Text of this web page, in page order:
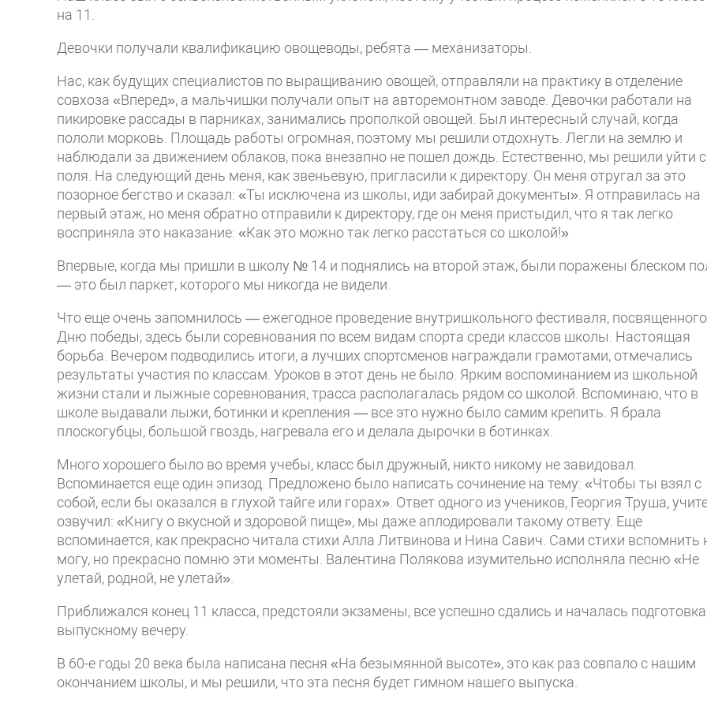
на 11.
Девочки получали квалификацию овощеводы, ребята — механизаторы.
Нас, как будущих специалистов по выращиванию овощей, отправляли на практику в отделение
совхоза «Вперед», а мальчишки получали опыт на авторемонтном заводе. Девочки работали на
пикировке рассады в парниках, занимались прополкой овощей. Был интересный случай, когда
пололи морковь. Площадь работы огромная, поэтому мы решили отдохнуть. Легли на землю и
наблюдали за движением облаков, пока внезапно не пошел дождь. Естественно, мы решили уйти с
поля. На следующий день меня, как звеньевую, пригласили к директору. Он меня отругал за это
позорное бегство и сказал: «Ты исключена из школы, иди забирай документы». Я отправилась на
первый этаж, но меня обратно отправили к директору, где он меня пристыдил, что я так легко
восприняла это наказание: «Как это можно так легко расстаться со школой!»
Впервые, когда мы пришли в школу № 14 и поднялись на второй этаж, были поражены блеском
— это был паркет, которого мы никогда не видели.
Что еще очень запомнилось — ежегодное проведение внутришкольного фестиваля, посвященного
Дню победы, здесь были соревнования по всем видам спорта среди классов школы. Настоящая
борьба. Вечером подводились итоги, а лучших спортсменов награждали грамотами, отмечались
результаты участия по классам. Уроков в этот день не было. Ярким воспоминанием из школьной
жизни стали и лыжные соревнования, трасса располагалась рядом со школой. Вспоминаю, что в
школе выдавали лыжи, ботинки и крепления — все это нужно было самим крепить. Я брала
плоскогубцы, большой гвоздь, нагревала его и делала дырочки в ботинках.
Много хорошего было во время учебы, класс был дружный, никто никому не завидовал.
Вспоминается еще один эпизод. Предложено было написать сочинение на тему: «Чтобы ты взял с
собой, если бы оказался в глухой тайге или горах». Ответ одного из учеников, Георгия Труша,
озвучил: «Книгу о вкусной и здоровой пище», мы даже аплодировали такому ответу. Еще
вспоминается, как прекрасно читала стихи Алла Литвинова и Нина Савич. Сами стихи вспомнить
могу, но прекрасно помню эти моменты. Валентина Полякова изумительно исполняла песню «Не
улетай, родной, не улетай».
Приближался конец 11 класса, предстояли экзамены, все успешно сдались и началась
выпускному вечеру.
В 60-е годы 20 века была написана песня «На безымянной высоте», это как раз совпало с нашим
окончанием школы, и мы решили, что эта песня будет гимном нашего выпуска.